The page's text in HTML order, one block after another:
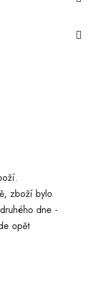
zboží bylo
dne -
opět